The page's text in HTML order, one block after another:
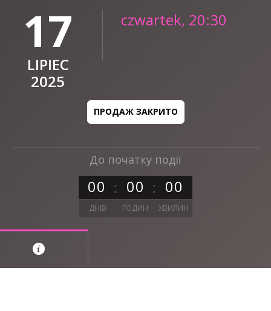
До початку події
00 00 00
ДНІВ ГОДИН ХВИЛИН
17
LIPIEC
2025
czwartek, 20:30
ПРОДАЖ ЗАКРИТО